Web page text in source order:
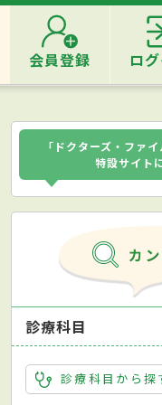
会員登録 ロ
「ドクターズ・ファ
特設サイト
診療科目
診療科目から探